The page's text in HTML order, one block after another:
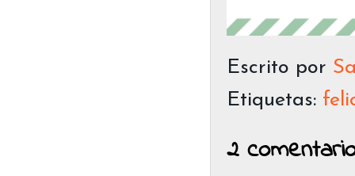
Escrito por
Etiquetas:
2